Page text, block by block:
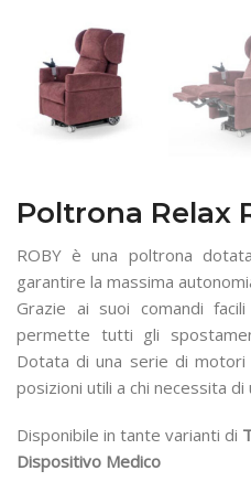
Poltrona Relax
ROBY è una poltrona
garantire la massima
Grazie ai suoi comandi
permette tutti gli
Dotata di una serie di
posizioni utili a chi necessita di
Disponibile in tante varianti di
Dispositivo Medico